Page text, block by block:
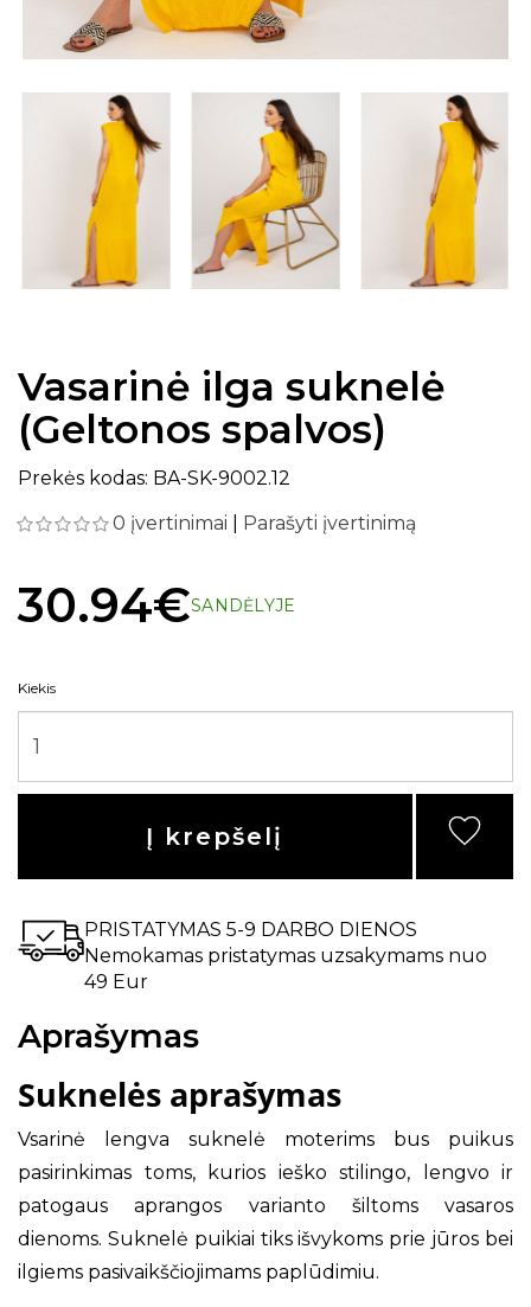
Vasarinė ilga suknelė
(Geltonos spalvos)
Prekės kodas: BA-SK-9002.12
0 įvertinimai
Parašyti įvertinimą
30.94€SANDĖLYJE
Kiekis
Į krepšelį
PRISTATYMAS 5-9 DARBO DIENOS
Nemokamas pristatymas uzsakymams nuo
49 Eur
Aprašymas
Suknelės aprašymas
Vsarinė lengva suknelė moterims bus puikus
pasirinkimas toms, kurios ieško stilingo, lengvo ir
patogaus aprangos varianto šiltoms vasaros
dienoms. Suknelė puikiai tiks išvykoms prie jūros bei
ilgiems pasivaikščiojimams paplūdimiu.